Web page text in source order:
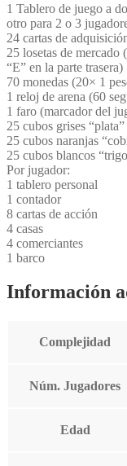
1 Tablero de juego a
otro para 2 o 3
24 cartas de
25 losetas de
“E” en la parte trasera)
70 monedas (20× 1
1 reloj de arena (60
1 faro (marcador del
25 cubos grises “plata”
25 cubos naranjas
25 cubos blancos
Por jugador:
1 tablero personal
1 contador
8 cartas de acción
4 casas
4 comerciantes
1 barco
Información
Complejidad
Núm. Jugadores
Edad